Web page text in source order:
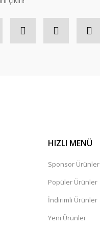
HIZLI MENÜ
Sponsor Ürünler
Popüler Ürünler
İndirimli Ürünler
Yeni Ürünler